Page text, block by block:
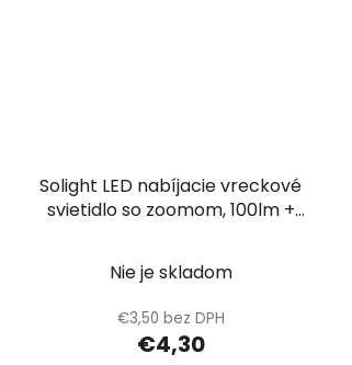
Solight LED nabíjacie vreckové
svietidlo so zoomom, 100lm +
Nie je skladom
€3,50 bez DPH
€4,30